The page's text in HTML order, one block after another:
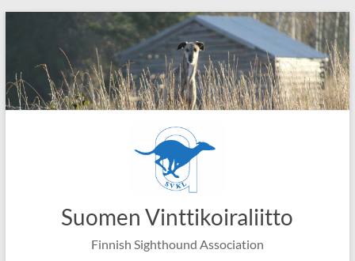
Suomen Vinttikoiraliitto
Finnish Sighthound Association